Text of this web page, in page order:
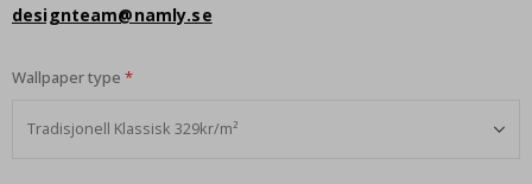
designteam@namly.se
Wallpaper type